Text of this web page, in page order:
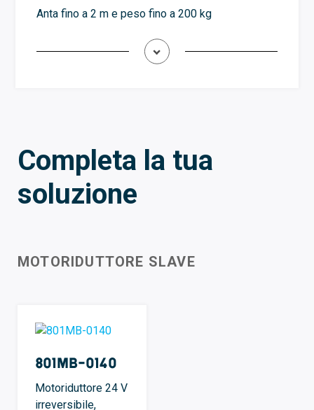
Anta fino a 2 m e peso fino a 200 kg
Completa la tua
soluzione
MOTORIDUTTORE SLAVE
801MB-0140
Motoriduttore 24 V
irreversibile,